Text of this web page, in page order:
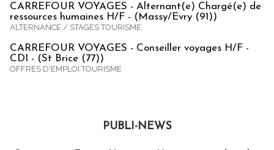
CARREFOUR VOYAGES - Alternant(e) Chargé(e) de
ressources humaines H/F - (Massy/Evry (91))
ALTERNANCE / STAGES TOURISME
CARREFOUR VOYAGES - Conseiller voyages H/F -
CDI - (St Brice (77))
OFFRES D'EMPLOI TOURISME
PUBLI-NEWS